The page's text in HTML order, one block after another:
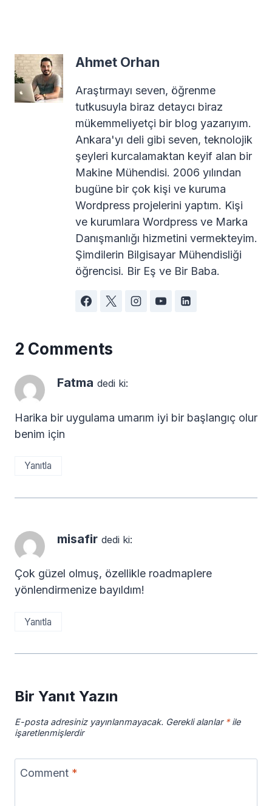
Ahmet Orhan
Araştırmayı seven, öğrenme
tutkusuyla biraz detaycı biraz
mükemmeliyetçi bir blog yazarıyım.
Ankara'yı deli gibi seven, teknolojik
şeyleri kurcalamaktan keyif alan bir
Makine Mühendisi. 2006 yılından
bugüne bir çok kişi ve kuruma
Wordpress projelerini yaptım. Kişi
ve kurumlara Wordpress ve Marka
Danışmanlığı hizmetini vermekteyim.
Şimdilerin Bilgisayar Mühendisliği
öğrencisi. Bir Eş ve Bir Baba.
2 Comments
Fatma dedi ki:
Harika bir uygulama umarım iyi bir başlangıç olur
benim için
Yanıtla
misafir dedi ki:
Çok güzel olmuş, özellikle roadmaplere
yönlendirmenize bayıldım!
Yanıtla
Bir Yanıt Yazın
E-posta adresiniz yayınlanmayacak. Gerekli alanlar *ile
işaretlenmişlerdir
Comment *